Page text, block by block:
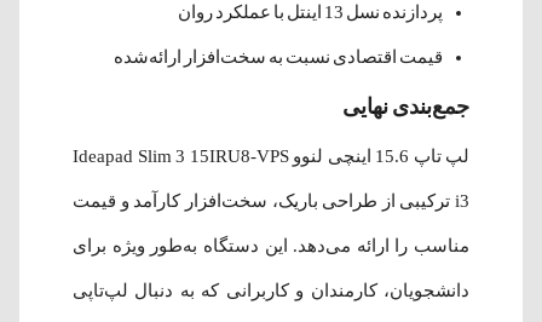
پردازنده نسل 13 اینتل با عملکرد روان
قیمت اقتصادی نسبت به سخت‌افزار ارائه‌شده
جمع‌بندی نهایی
لپ‌ تاپ 15.6 اینچی لنوو Ideapad Slim 3 15IRU8-VPS
i3 ترکیبی از طراحی باریک، سخت‌افزار کارآمد و قیمت
مناسب را ارائه می‌دهد. این دستگاه به‌طور ویژه برای
دانشجویان، کارمندان و کاربرانی که به دنبال لپ‌تاپی